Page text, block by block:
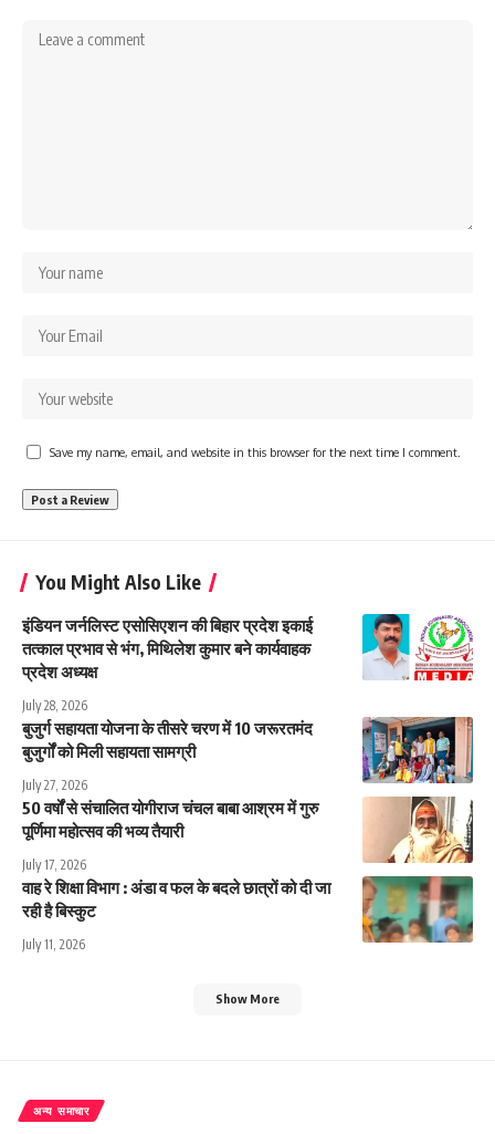
Save my name, email, and website in this browser for the next time I comment.
You Might Also Like
इंडियन जर्नलिस्ट एसोसिएशन की बिहार प्रदेश इकाई
तत्काल प्रभाव से भंग, मिथिलेश कुमार बने कार्यवाहक
प्रदेश अध्यक्ष
July 28, 2026
बुजुर्ग सहायता योजना के तीसरे चरण में 10 जरूरतमंद
बुजुर्गों को मिली सहायता सामग्री
July 27, 2026
50 वर्षों से संचालित योगीराज चंचल बाबा आश्रम में गुरु
पूर्णिमा महोत्सव की भव्य तैयारी
July 17, 2026
वाह रे शिक्षा विभाग : अंडा व फल के बदले छात्रों को दी जा
रही है बिस्कुट
July 11, 2026
Show More
अन्य समाचार